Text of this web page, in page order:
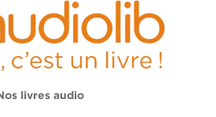
livres audio